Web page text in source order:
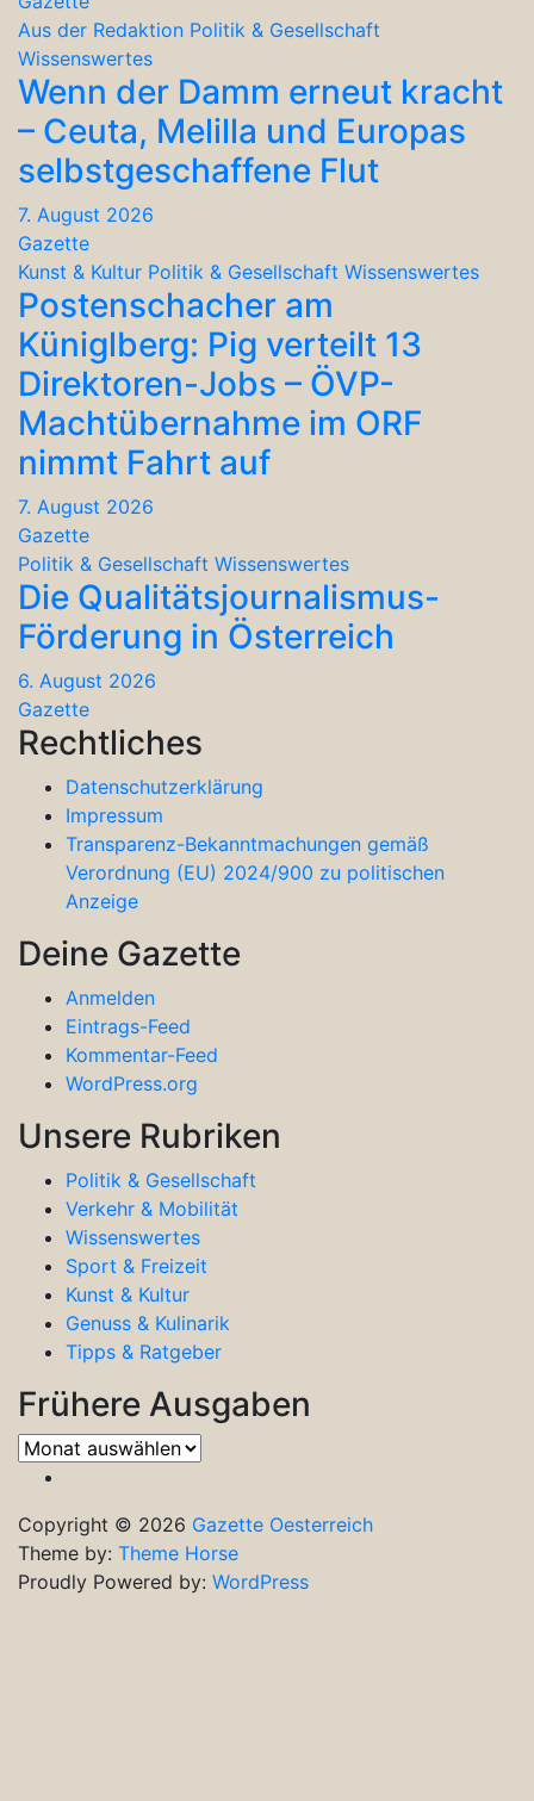
Aus der Redaktion Politik & Gesellschaft
Wissenswertes
Wenn der Damm erneut kracht
– Ceuta, Melilla und Europas
selbstgeschaffene Flut
7. August 2026
Gazette
Kunst & Kultur Politik & Gesellschaft Wissenswertes
Postenschacher am
Küniglberg: Pig verteilt 13
Direktoren-Jobs – ÖVP-
Machtübernahme im ORF
nimmt Fahrt auf
7. August 2026
Gazette
Politik & Gesellschaft Wissenswertes
Die Qualitätsjournalismus-
Förderung in Österreich
6. August 2026
Gazette
Rechtliches
Datenschutzerklärung
Impressum
Transparenz-Bekanntmachungen gemäß
Verordnung (EU) 2024/900 zu politischen
Anzeige
Deine Gazette
Anmelden
Eintrags-Feed
Kommentar-Feed
WordPress.org
Unsere Rubriken
Politik & Gesellschaft
Verkehr & Mobilität
Wissenswertes
Sport & Freizeit
Kunst & Kultur
Genuss & Kulinarik
Tipps & Ratgeber
Frühere Ausgaben
Frühere
Ausgaben
Copyright © 2026 Gazette Oesterreich
Theme by: Theme Horse
Proudly Powered by: WordPress